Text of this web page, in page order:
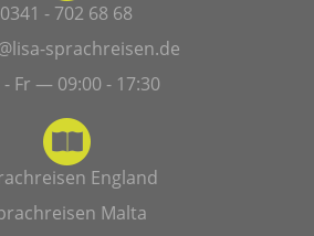
0341 - 702 68 68
sprachreisen.de
- Fr — 09:00 - 17:30
England
Malta